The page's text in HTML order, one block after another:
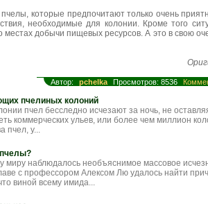
которые предпочитают только очень
необходимые для колонии. Кроме того
добычи пищевых ресурсов. А это в свою
Автор: pchelka Просмотров: 8536
пчелиных колоний
пчел бесследно исчезают за ночь, не
коммерческих ульев, или более чем миллион
пчел, у...
миру наблюдалось необъяснимое массовое
с профессором Алексом Лю удалось найти
виной всему имида...